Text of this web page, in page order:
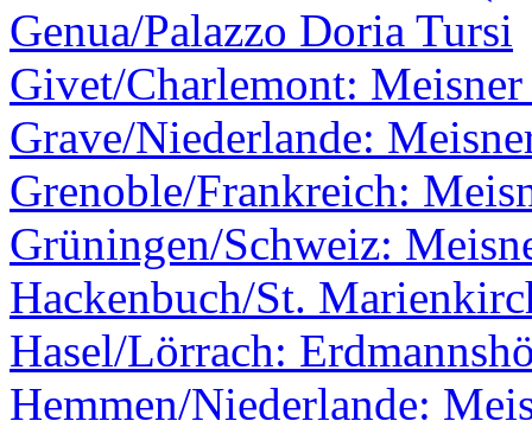
Genua/Palazzo Doria Tursi
Givet/Charlemont:
Grave/Niederlande:
Grenoble/Frankreich:
Grüningen/Schweiz:
Hackenbuch/St.
Hasel/Lörrach:
Hemmen/Niederlande: